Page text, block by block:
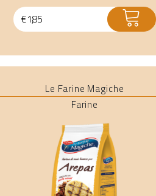
€1,85 ACQUISTA
Le Farine Magiche
Farine